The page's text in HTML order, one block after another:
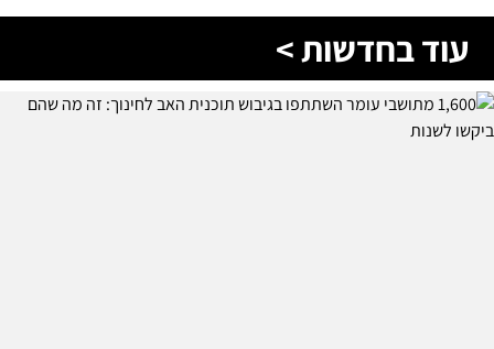
עוד בחדשות >